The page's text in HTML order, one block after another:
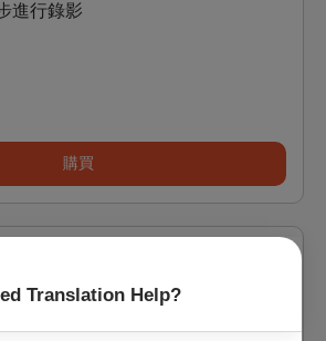
Translation Help?
進行錄影
購買
進行錄影